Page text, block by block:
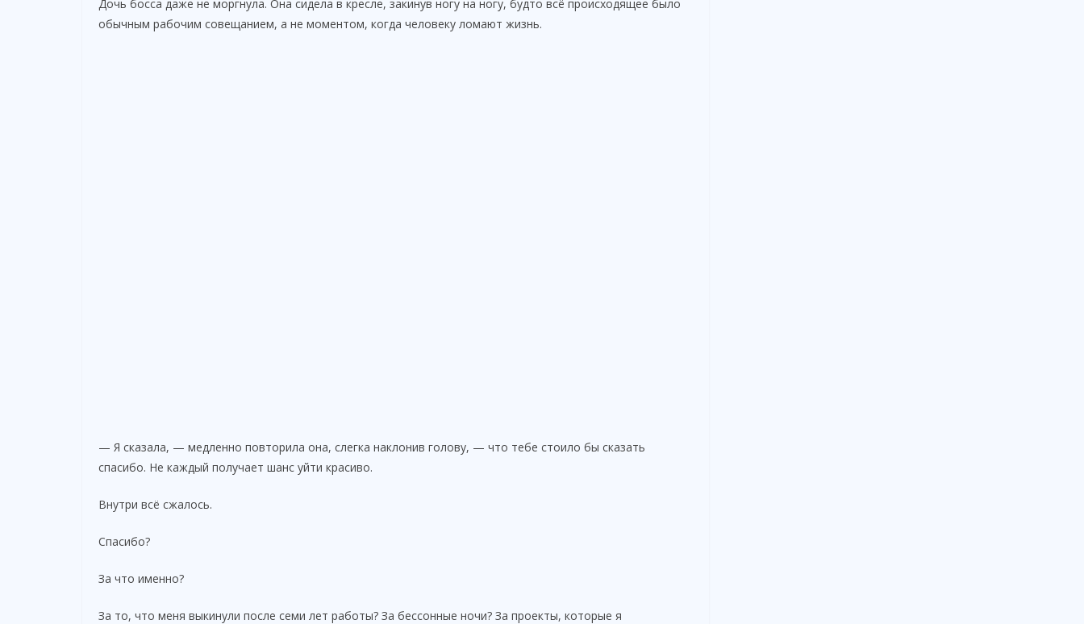
Дочь босса даже не моргнула. Она сидела в кресле, закинув ногу на ногу, будто всё происходящее было
обычным рабочим совещанием, а не моментом, когда человеку ломают жизнь.
— Я сказала, — медленно повторила она, слегка наклонив голову, — что тебе стоило бы сказать
спасибо. Не каждый получает шанс уйти красиво.
Внутри всё сжалось.
Спасибо?
За что именно?
За то, что меня выкинули после семи лет работы? За бессонные ночи? За проекты, которые я